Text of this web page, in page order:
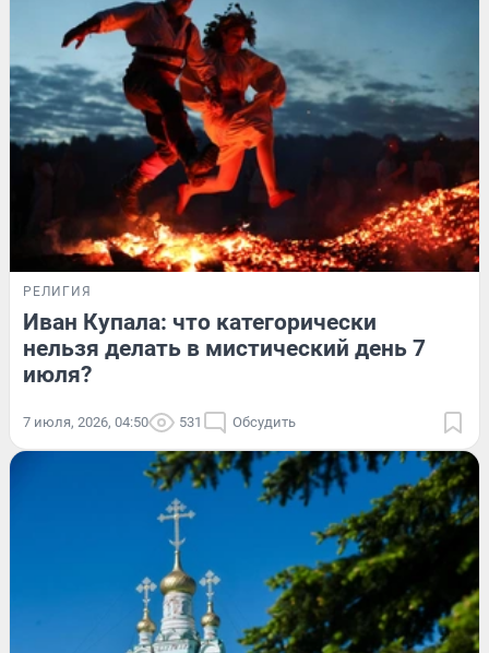
РЕЛИГИЯ
Иван Купала: что категорически
нельзя делать в мистический день 7
июля?
7 июля, 2026, 04:50 531 Обсудить